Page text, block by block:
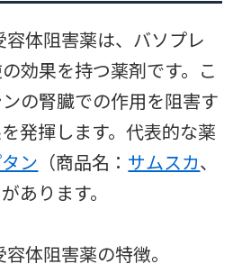
体阻害薬は、バソプレ
効果を持つ薬剤です。こ
の腎臓での作用を阻害す
発揮します。代表的な薬
ン （商品名： サムスカ、
あります。
体阻害薬の特徴。